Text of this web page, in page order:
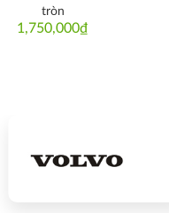
1,750,000₫
tròn